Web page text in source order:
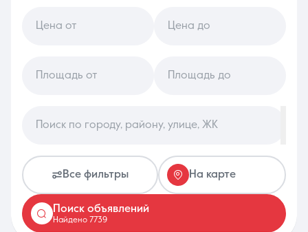
Ежедневно с 08:30 до 20:00
Цена от Цена до
Площадь от Площадь до
Поиск по городу, району, улице, ЖК
Все фильтры На карте
Поиск объявлений
Найдено 7739